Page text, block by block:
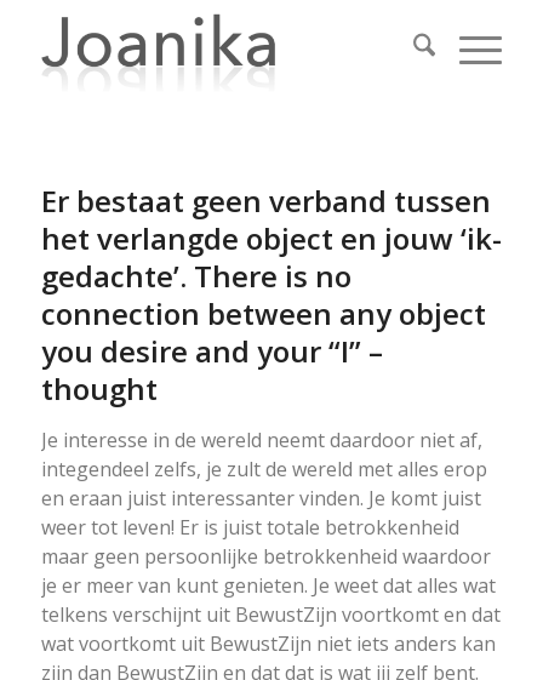
Er bestaat geen verband tussen
het verlangde object en jouw ‘ik-
gedachte’. There is no
connection between any object
you desire and your “I” –
thought
Je interesse in de wereld neemt daardoor niet af,
integendeel zelfs, je zult de wereld met alles erop
en eraan juist interessanter vinden. Je komt juist
weer tot leven! Er is juist totale betrokkenheid
maar geen persoonlijke betrokkenheid waardoor
je er meer van kunt genieten. Je weet dat alles wat
telkens verschijnt uit BewustZijn voortkomt en dat
wat voortkomt uit BewustZijn niet iets anders kan
zijn dan BewustZijn en dat dat is wat jij zelf bent.